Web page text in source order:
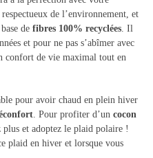
de l’environnement, et
de fibres 100% recyclées . Il
et pour ne pas s’abîmer avec
confort de vie maximal tout en
pour avoir chaud en plein hiver
. Pour profiter d’un cocon
plus et adoptez le plaid polaire !
plaid en hiver et lorsque vous